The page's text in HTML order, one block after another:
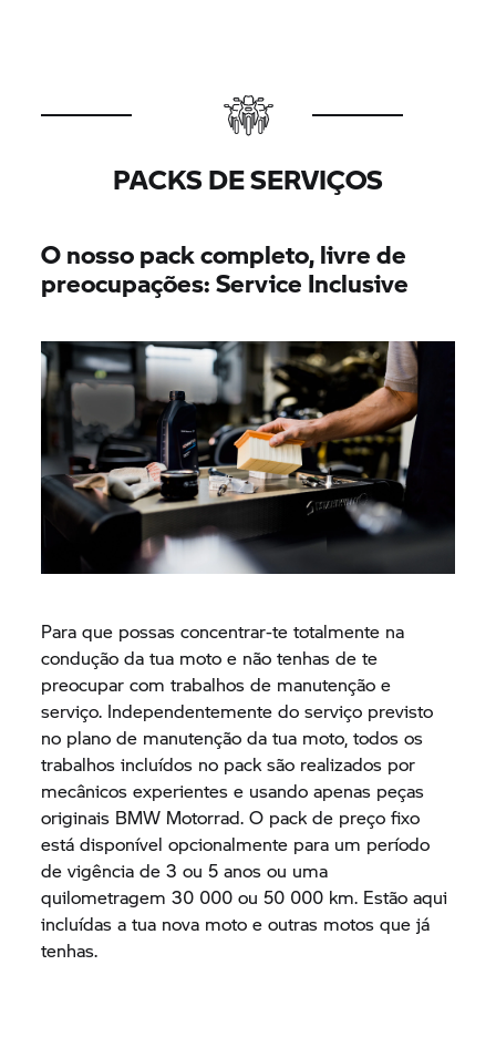
PACKS DE SERVIÇOS
O nosso pack completo, livre de
preocupações: Service Inclusive
Para que possas concentrar-te totalmente na
condução da tua moto e não tenhas de te
preocupar com trabalhos de manutenção e
serviço. Independentemente do serviço previsto
no plano de manutenção da tua moto, todos os
trabalhos incluídos no pack são realizados por
mecânicos experientes e usando apenas peças
originais BMW Motorrad. O pack de preço fixo
está disponível opcionalmente para um período
de vigência de 3 ou 5 anos ou uma
quilometragem 30 000 ou 50 000 km. Estão aqui
incluídas a tua nova moto e outras motos que já
tenhas.